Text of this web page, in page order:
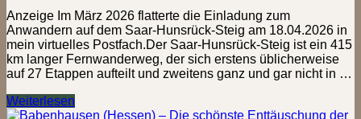
Anzeige Im März 2026 flatterte die Einladung zum
Anwandern auf dem Saar-Hunsrück-Steig am 18.04.2026 in
mein virtuelles Postfach.Der Saar-Hunsrück-Steig ist ein 415
km langer Fernwanderweg, der sich erstens üblicherweise
auf 27 Etappen aufteilt und zweitens ganz und gar nicht in …
Genussvoll
wandern
Weiterlesen